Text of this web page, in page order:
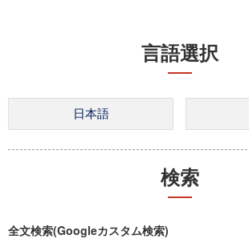
言語選択
検索
全文検索(Googleカスタム検索)